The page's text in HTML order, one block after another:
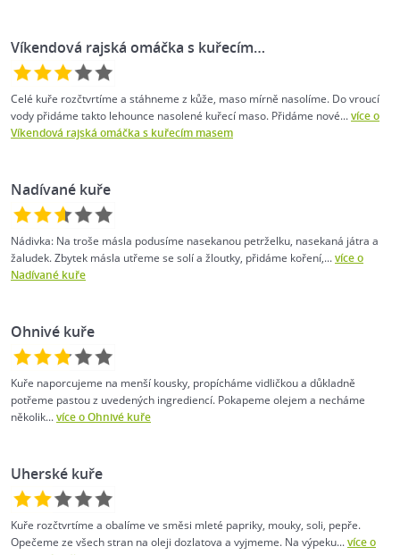
Víkendová rajská omáčka s kuřecím…
Celé kuře rozčtvrtíme a stáhneme z kůže, maso mírně nasolíme. Do vroucí
vody přidáme takto lehounce nasolené kuřecí maso. Přidáme nové...více o
Víkendová rajská omáčka s kuřecím masem
Nadívané kuře
Nádivka: Na troše másla podusíme nasekanou petrželku, nasekaná játra a
žaludek. Zbytek másla utřeme se solí a žloutky, přidáme koření,...více o
Nadívané kuře
Ohnivé kuře
Kuře naporcujeme na menší kousky, propícháme vidličkou a důkladně
potřeme pastou z uvedených ingrediencí. Pokapeme olejem a necháme
několik...více o Ohnivé kuře
Uherské kuře
Kuře rozčtvrtíme a obalíme ve směsi mleté papriky, mouky, soli, pepře.
Opečeme ze všech stran na oleji dozlatova a vyjmeme. Na výpeku...více o